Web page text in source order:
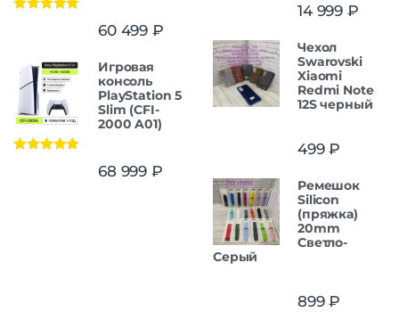
60 499 ₽
Игровая
консоль
PlayStation 5
Slim (CFI-
2000 A01)
68 999 ₽
14 999 ₽
Чехол
Swarovski
Xiaomi
Redmi Note
12S черный
499₽
Ремешок
Silicon
(пряжка)
20mm
Светло-
Серый
899₽